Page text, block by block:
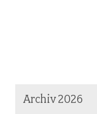
Archiv 2026